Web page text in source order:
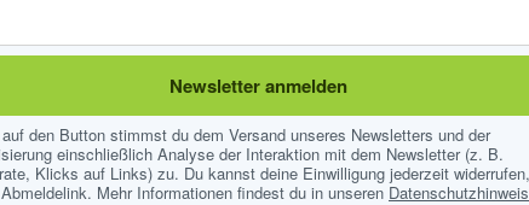
Newsletter anmelden
den Button stimmst du dem Versand unseres Newsletters und der
einschließlich Analyse der Interaktion mit dem Newsletter (z. B.
Klicks auf Links) zu. Du kannst deine Einwilligung jederzeit
Mehr Informationen findest du in unseren